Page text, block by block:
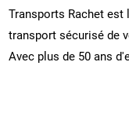
Transports Rachet est
transport sécurisé de
Avec plus de 50 ans